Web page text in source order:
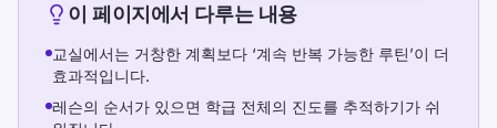
이 페이지에서 다루는 내용
교실에서는 거창한 계획보다 ‘계속 반복 가능한 루틴’이 더
효과적입니다.
레슨의 순서가 있으면 학급 전체의 진도를 추적하기가 쉬